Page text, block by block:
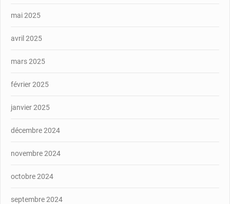
mai 2025
avril 2025
mars 2025
février 2025
janvier 2025
décembre 2024
novembre 2024
octobre 2024
septembre 2024